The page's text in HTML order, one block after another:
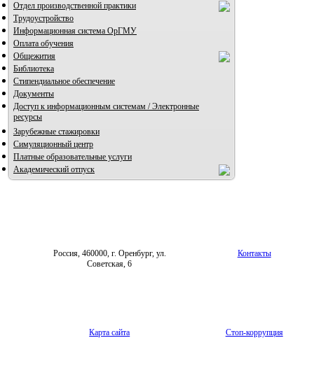
Отдел производственной практики
Трудоустройство
Информационная система ОрГМУ
Оплата обучения
Общежития
Библиотека
Стипендиальное обеспечение
Документы
Доступ к информационным системам / Электронные
ресурсы
Зарубежные стажировки
Симуляционный центр
Платные образовательные услуги
Академический отпуск
Россия, 460000, г. Оренбург, ул.
Советская, 6
Контакты
Карта сайта Стоп-коррупция